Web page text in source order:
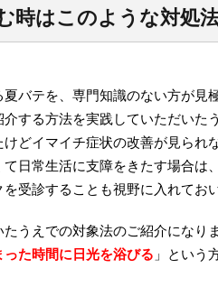
時はこのような対処
バテを、専門知識のない方が見
する方法を実践していただいたう
けどイマイチ症状の改善が見ら
日常生活に支障をきたす場合は、
受診することも視野に入れてお
うえでの対象法のご紹介になり
った時間に日光を浴びる 」という